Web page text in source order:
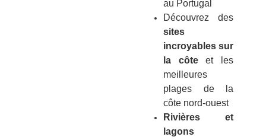
au Portugal
Découvrez des
sites
incroyables sur
la côteet les
meilleures
plages de la
côte nord-ouest
Rivières et
lagons